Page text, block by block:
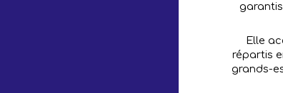
Elle
répartis
grands-